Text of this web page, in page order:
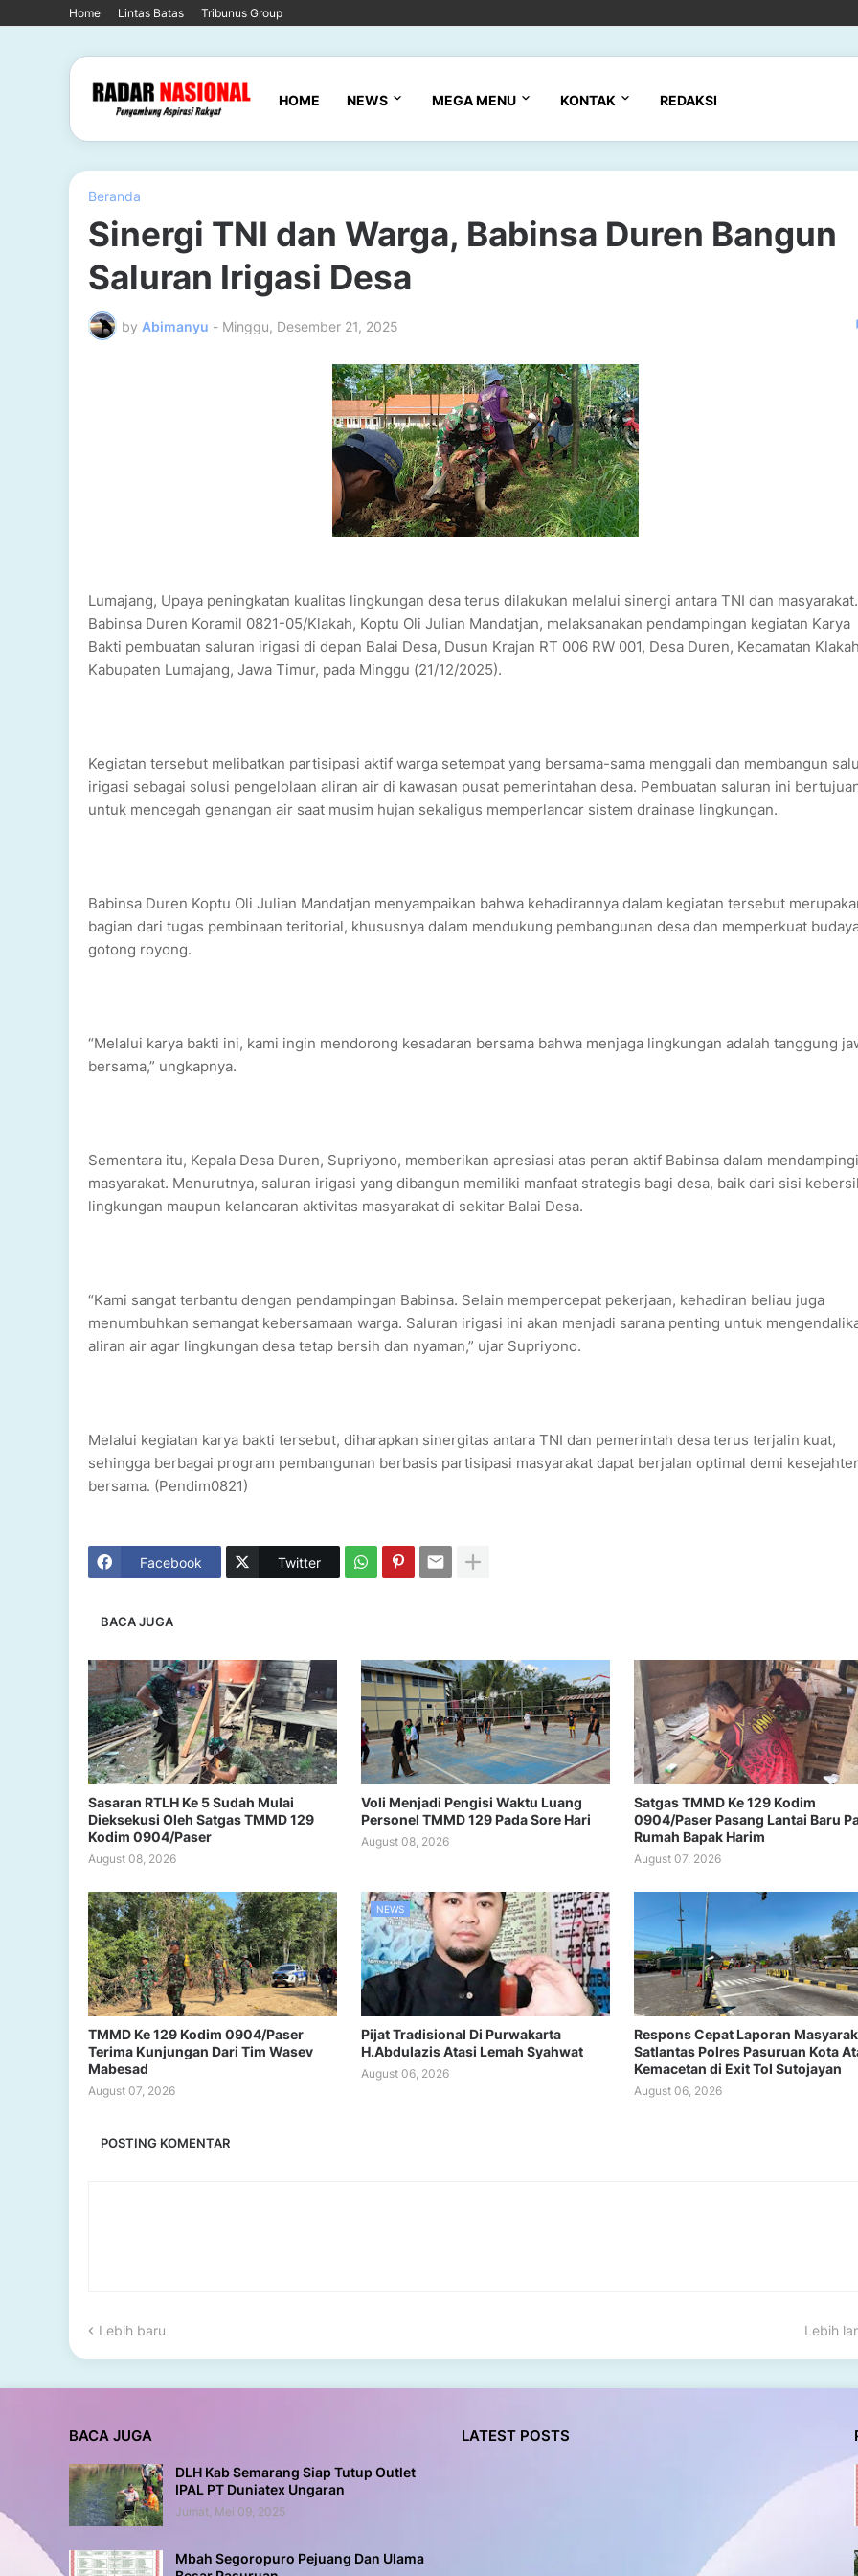
Home Lintas Batas Tribunus Group
HOME NEWS MEGA MENU KONTAK REDAKSI
Beranda
Sinergi TNI dan Warga, Babinsa Duren Bangun
Saluran Irigasi Desa
by Abimanyu - Minggu, Desember 21, 2025
Lumajang, Upaya peningkatan kualitas lingkungan desa terus dilakukan melalui sinergi antara TNI dan masyarakat.
Babinsa Duren Koramil 0821-05/Klakah, Koptu Oli Julian Mandatjan, melaksanakan pendampingan kegiatan Karya
Bakti pembuatan saluran irigasi di depan Balai Desa, Dusun Krajan RT 006 RW 001, Desa Duren, Kecamatan
Kabupaten Lumajang, Jawa Timur, pada Minggu (21/12/2025).
Kegiatan tersebut melibatkan partisipasi aktif warga setempat yang bersama-sama menggali dan membangun
irigasi sebagai solusi pengelolaan aliran air di kawasan pusat pemerintahan desa. Pembuatan saluran ini
untuk mencegah genangan air saat musim hujan sekaligus memperlancar sistem drainase lingkungan.
Babinsa Duren Koptu Oli Julian Mandatjan menyampaikan bahwa kehadirannya dalam kegiatan tersebut
bagian dari tugas pembinaan teritorial, khususnya dalam mendukung pembangunan desa dan memperkuat
gotong royong.
“Melalui karya bakti ini, kami ingin mendorong kesadaran bersama bahwa menjaga lingkungan adalah tanggung
bersama,” ungkapnya.
Sementara itu, Kepala Desa Duren, Supriyono, memberikan apresiasi atas peran aktif Babinsa dalam mendampingi
masyarakat. Menurutnya, saluran irigasi yang dibangun memiliki manfaat strategis bagi desa, baik dari sisi
lingkungan maupun kelancaran aktivitas masyarakat di sekitar Balai Desa.
“Kami sangat terbantu dengan pendampingan Babinsa. Selain mempercepat pekerjaan, kehadiran beliau juga
menumbuhkan semangat kebersamaan warga. Saluran irigasi ini akan menjadi sarana penting untuk
aliran air agar lingkungan desa tetap bersih dan nyaman,” ujar Supriyono.
Melalui kegiatan karya bakti tersebut, diharapkan sinergitas antara TNI dan pemerintah desa terus terjalin kuat,
sehingga berbagai program pembangunan berbasis partisipasi masyarakat dapat berjalan optimal demi
bersama. (Pendim0821)
Facebook Twitter
BACA JUGA
Sasaran RTLH Ke 5 Sudah Mulai
Dieksekusi Oleh Satgas TMMD 129
Kodim 0904/Paser
August 08, 2026
Voli Menjadi Pengisi Waktu Luang
Personel TMMD 129 Pada Sore Hari
August 08, 2026
Satgas TMMD Ke 129 Kodim
0904/Paser Pasang Lantai Baru
Rumah Bapak Harim
August 07, 2026
TMMD Ke 129 Kodim 0904/Paser
Terima Kunjungan Dari Tim Wasev
Mabesad
August 07, 2026
NEWS
Pijat Tradisional Di Purwakarta
H.Abdulazis Atasi Lemah Syahwat
August 06, 2026
Respons Cepat Laporan
Satlantas Polres Pasuruan Kota
Kemacetan di Exit Tol Sutojayan
August 06, 2026
POSTING KOMENTAR
Lebih baru Lebih
BACA JUGA
DLH Kab Semarang Siap Tutup Outlet
IPAL PT Duniatex Ungaran
Jumat, Mei 09, 2025
Mbah Segoropuro Pejuang Dan Ulama
LATEST POSTS